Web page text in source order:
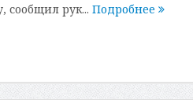
сообщил рук... Подробнее